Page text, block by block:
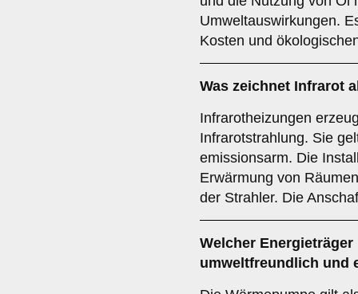
Umweltauswirkungen.
Kosten und
Was zeichnet Infrarot
Infrarotheizungen
Infrarotstrahlung. Sie
emissionsarm. Die
Erwärmung von
der Strahler. Die
Welcher Energieträger
umweltfreundlich und